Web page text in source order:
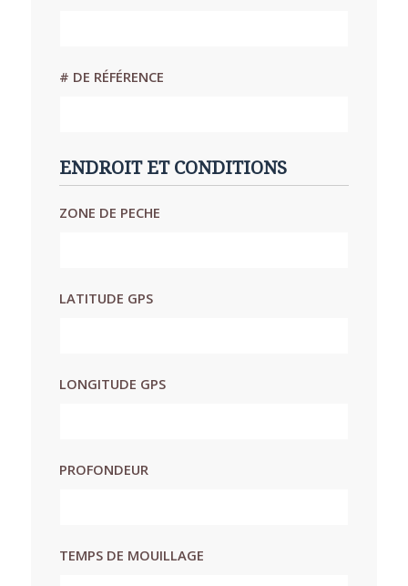
# DE RÉFÉRENCE
ENDROIT ET CONDITIONS
ZONE DE PECHE
LATITUDE GPS
LONGITUDE GPS
PROFONDEUR
TEMPS DE MOUILLAGE